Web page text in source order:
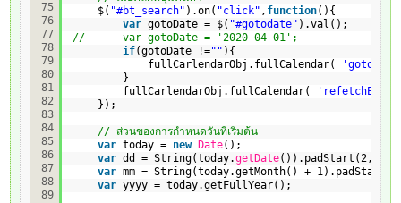
75
76
77
78
79
80
81
82
83
84
85
86
87
88
89
$( "#bt_search" ).on( "click" , function(){
var gotoDate = $( "#gotodate" ).val();
//      var gotoDate = '2020-04-01';
if(gotoDate !="" ){
fullCarlendarObj.fullCalendar(
}
fullCarlendarObj.fullCalendar(
});
// ส่วนของการกำหนดวันที่เริ่มต้น
var today = new Date();
var dd = String(today.getDate()).padStart(2,
var mm = String(today.getMonth() +
var yyyy = today.getFullYear();